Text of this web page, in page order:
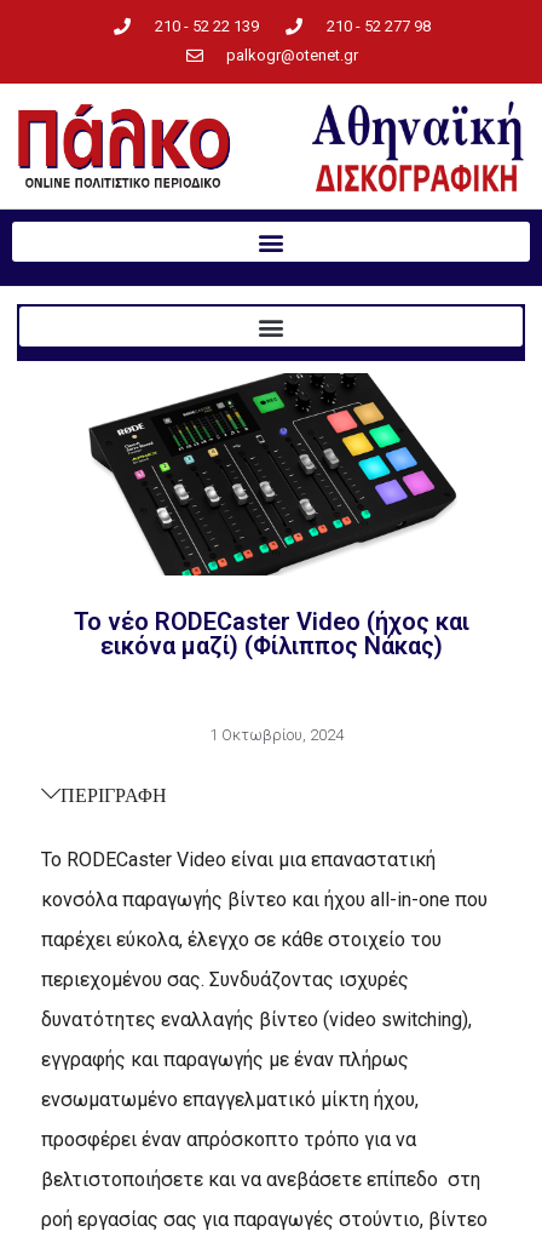
210 - 52 22 139
210 - 52 277 98
palkogr@otenet.gr
Το νέο RODECaster Video (ήχος και
εικόνα μαζί) (Φίλιππος Νάκας)
1 Οκτωβρίου, 2024
ΠΕΡΙΓΡΑΦΗ
Το RODECaster Video είναι μια επαναστατική
κονσόλα παραγωγής βίντεο και ήχου all-in-one που
παρέχει εύκολα, έλεγχο σε κάθε στοιχείο του
περιεχομένου σας. Συνδυάζοντας ισχυρές
δυνατότητες εναλλαγής βίντεο (video switching),
εγγραφής και παραγωγής με έναν πλήρως
ενσωματωμένο επαγγελματικό μίκτη ήχου,
προσφέρει έναν απρόσκοπτο τρόπο για να
βελτιστοποιήσετε και να ανεβάσετε επίπεδο στη
ροή εργασίας σας για παραγωγές στούντιο, βίντεο